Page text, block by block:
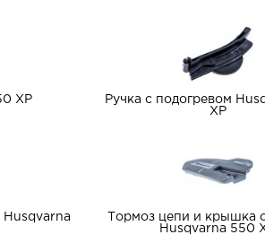
XP
Ручка с подогревом
XP
Husqvarna
Тормоз цепи и крышка
Husqvarna 550